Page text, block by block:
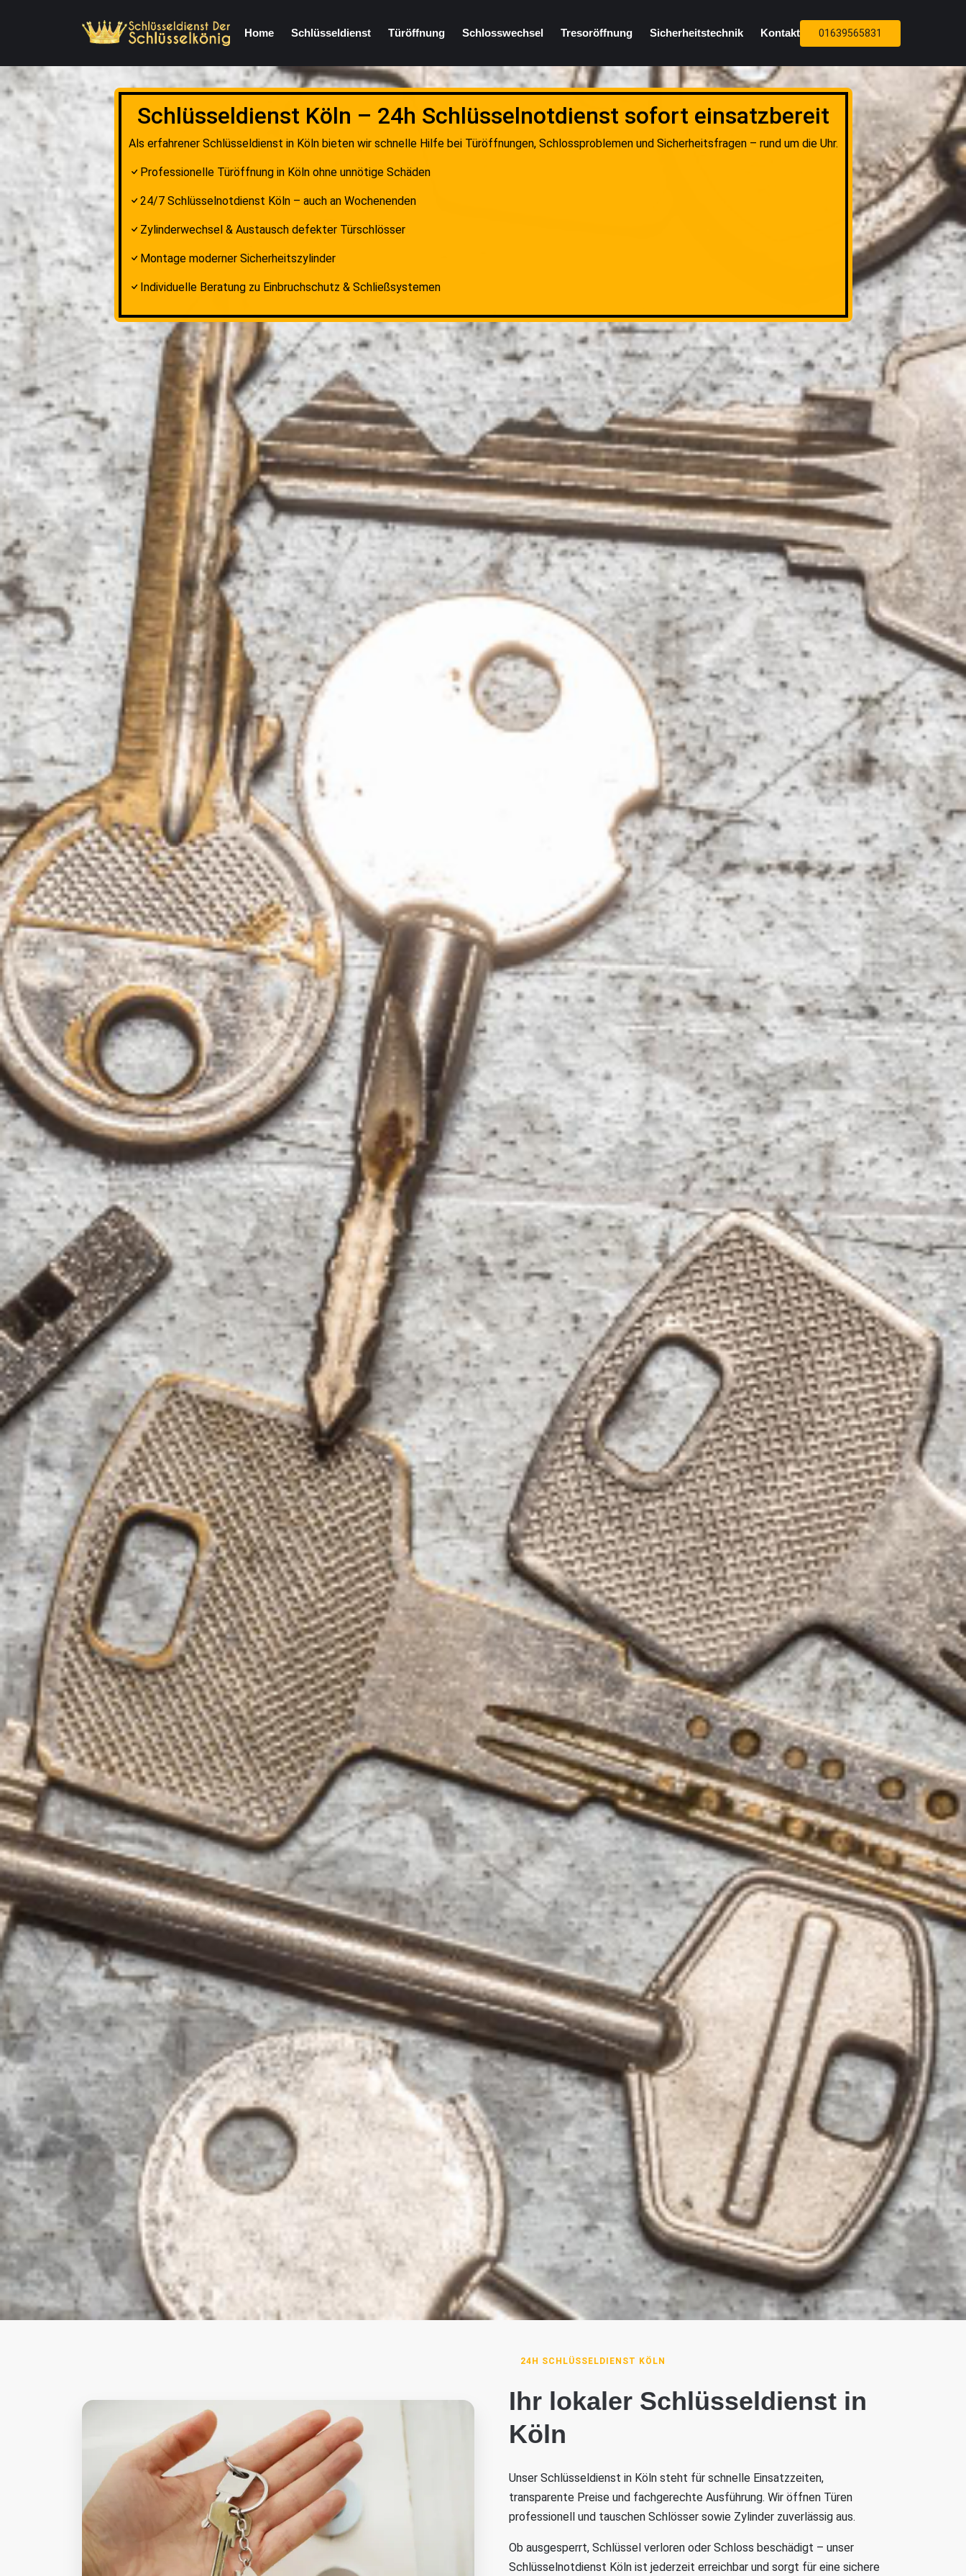
Home Schlüsseldienst Türöffnung Schlosswechsel Tresoröffnung Sicherheitstechnik Kontakt 01639565831
Schlüsseldienst Köln – 24h Schlüsselnotdienst sofort einsatzbereit
Als erfahrener Schlüsseldienst in Köln bieten wir schnelle Hilfe bei Türöffnungen, Schlossproblemen und Sicherheitsfragen – rund um die Uhr.
Professionelle Türöffnung in Köln ohne unnötige Schäden
24/7 Schlüsselnotdienst Köln – auch an Wochenenden
Zylinderwechsel & Austausch defekter Türschlösser
Montage moderner Sicherheitszylinder
Individuelle Beratung zu Einbruchschutz & Schließsystemen
24H SCHLÜSSELDIENST KÖLN
Ihr lokaler Schlüsseldienst in
Köln
Unser Schlüsseldienst in Köln steht für schnelle Einsatzzeiten,
transparente Preise und fachgerechte Ausführung. Wir öffnen Türen
professionell und tauschen Schlösser sowie Zylinder zuverlässig aus.
Ob ausgesperrt, Schlüssel verloren oder Schloss beschädigt – unser
Schlüsselnotdienst Köln ist jederzeit erreichbar und sorgt für eine sichere